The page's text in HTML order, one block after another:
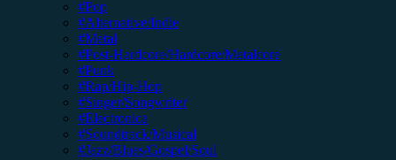
#Pop
#Alternative/Indie
#Metal
#Post-Hardcore/Hardcore/Metalcore
#Punk
#Rap/Hip-Hop
#Singer/Songwriter
#Electronica
#Soundtrack/Musical
#Jazz/Blues/Gospel/Soul